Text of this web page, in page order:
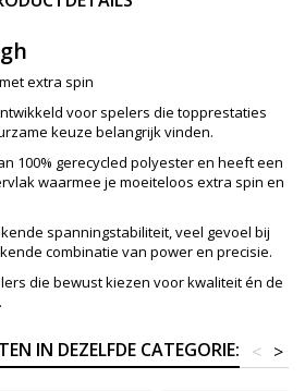
extra spin
voor spelers die topprestaties
keuze belangrijk vinden.
100% gerecycled polyester en heeft een
waarmee je moeiteloos extra spin en
spanningstabiliteit, veel gevoel bij
combinatie van power en precisie.
die bewust kiezen voor kwaliteit én de
IN DEZELFDE CATEGORIE: >
<